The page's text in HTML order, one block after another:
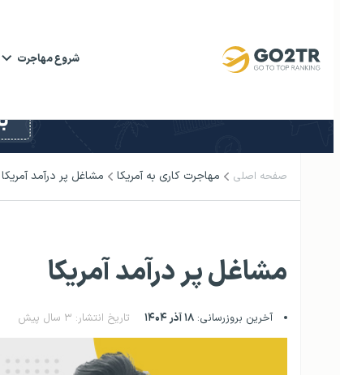
شروع مهاجرت
صفحه اصلی مهاجرت کاری به آمریکا مشاغل پر درآمد آمریکا
مشاغل پر درآمد آمریکا
آخرین بروزرسانی: ۱۸ آذر ۱۴۰۴ تاریخ انتشار: ۳ سال پیش